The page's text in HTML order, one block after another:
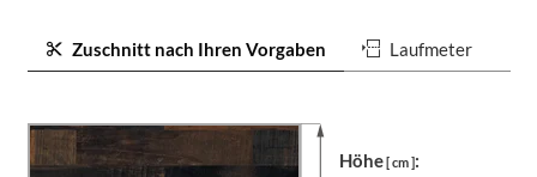
Zuschnitt nach Ihren Vorgaben Laufmeter
Höhe[ cm ]: